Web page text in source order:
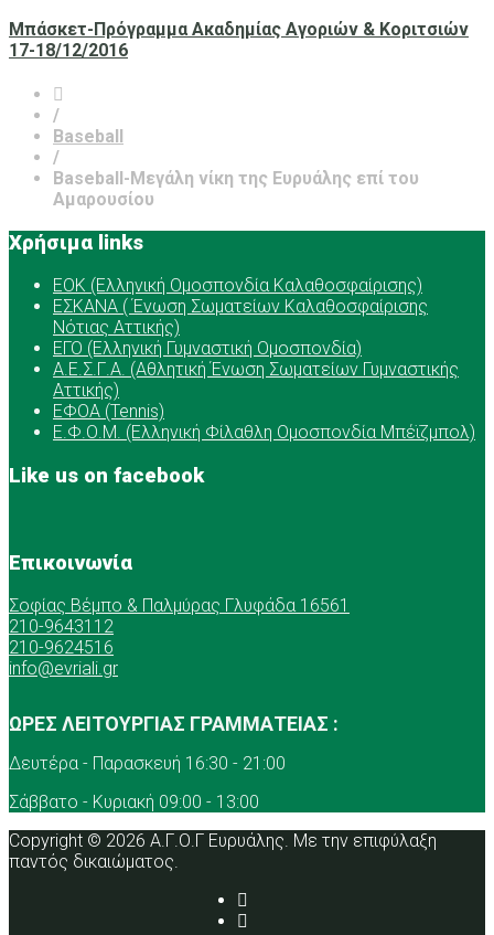
Μπάσκετ-Πρόγραμμα Ακαδημίας Αγοριών & Κοριτσιών
17-18/12/2016
/
Baseball
/
Baseball-Μεγάλη νίκη της Ευρυάλης επί του
Αμαρουσίου
Χρήσιμα links
ΕOK (Ελληνική Ομοσπονδία Καλαθοσφαίρισης)
ΕΣΚΑΝΑ ( Ένωση Σωματείων Καλαθοσφαίρισης
Νότιας Αττικής)
ΕΓΟ (Ελληνική Γυμναστική Ομοσπονδία)
Α.Ε.Σ.Γ.Α. (Αθλητική Ένωση Σωματείων Γυμναστικής
Αττικής)
ΕΦΟΑ (Tennis)
Ε.Φ.Ο.Μ. (Ελληνική Φίλαθλη Ομοσπονδία Μπέϊζμπολ)
Like us on facebook
Επικοινωνία
Σοφίας Βέμπο & Παλμύρας Γλυφάδα 16561
210-9643112
210-9624516
info@evriali.gr
ΩΡΕΣ ΛΕΙΤΟΥΡΓΙΑΣ ΓΡΑΜΜΑΤΕΙΑΣ :
Δευτέρα - Παρασκευή 16:30 - 21:00
Σάββατο - Κυριακή 09:00 - 13:00
Copyright © 2026 Α.Γ.Ο.Γ Ευρυάλης. Με την επιφύλαξη
παντός δικαιώματος.